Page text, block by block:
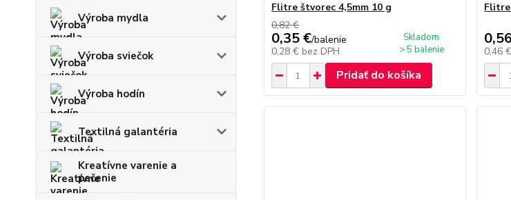
Výroba mydla
Výroba sviečok
Výroba hodín
Textilná galantéria
Kreatívne varenie a
pečenie
Flitre štvorec 4,5mm 10 g
0,82 €
0,35 €/balenie
0,28 € bez DPH
Skladom
> 5 balenie
Pridať do košíka
Flitre
0,46 €